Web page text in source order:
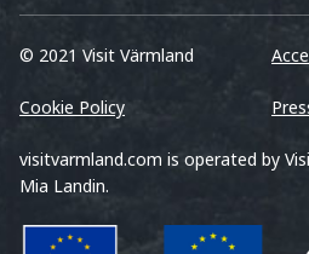
© 2021 Visit Värmland
Cookie Policy
visitvarmland.com is operated by
Mia Landin.